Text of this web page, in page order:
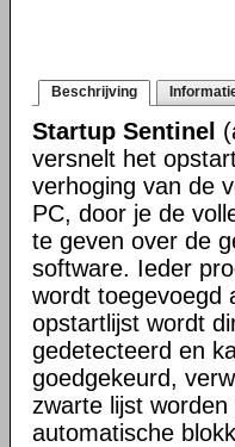
Beschrijving
Startup Sentinel
versnelt het
verhoging van de
PC, door je de
te geven over de
software. Ieder
wordt toegevoegd
opstartlijst wordt
gedetecteerd en
goedgekeurd,
zwarte lijst
automatische